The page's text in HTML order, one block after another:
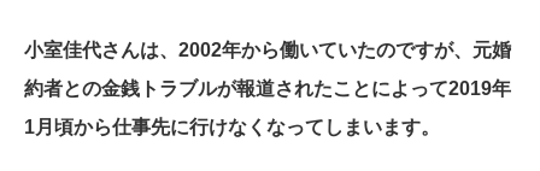
小室佳代さんは、2002年から働いていたのですが、元婚
約者との金銭トラブルが報道されたことによって2019年
1月頃から仕事先に行けなくなってしまいます。